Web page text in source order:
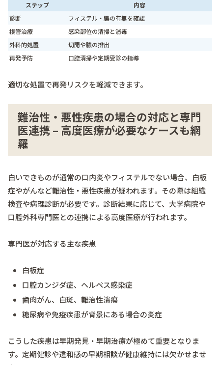
ステップ
内容
診断
フィステル・膿の有無を確認
根管治療
感染部位の清掃と消毒
外科的処置
切開や膿の排出
再発予防
口腔清掃や定期受診の指導
適切な処置で再発リスクを軽減できます。
難治性・悪性疾患の場合の対応と専門
医連携 – 高度医療が必要なケースも網
羅
白いできものが通常の口内炎やフィステルでない場合、白板
症やがんなど難治性・悪性疾患が疑われます。その際は組織
検査や病理診断が必要です。診断結果に応じて、大学病院や
口腔外科専門医との連携による高度医療が行われます。
専門医が対応する主な疾患
白板症
口腔カンジダ症、ヘルペス感染症
歯肉がん、白斑、難治性潰瘍
糖尿病や免疫疾患が背景にある場合の炎症
こうした疾患は早期発見・早期治療が極めて重要となりま
す。定期健診や違和感の早期相談が健康維持には欠かせませ